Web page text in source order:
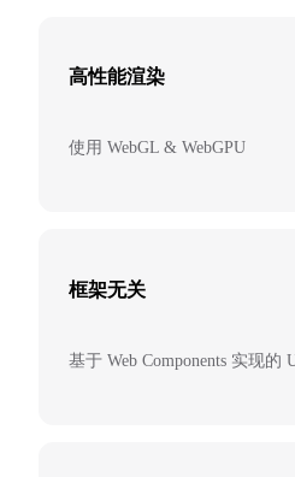
高性能渲染
使用 WebGL & WebGPU
框架无关
基于 Web Components 实现的